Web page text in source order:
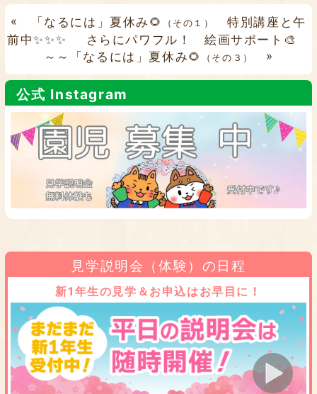
« 「なるには」夏休み🌻 （その１）
特別講座と午
前中✨✨✨
さらにパワフル！ 絵画サポート🎨
～～「なるには」夏休み🌻
（その３） »
公式 Instagram
見学説明会（体験）の日程
新1年生の見学＆お申込はお早目に！